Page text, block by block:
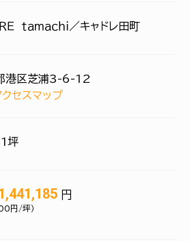
Ｅ ｔａｍａｃｈｉ／キャドレ田町
港区芝浦3-6-12
クセスマップ
坪
円
円/坪）